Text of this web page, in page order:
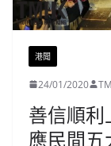
港聞
24/01/2020
善信順
應民間五